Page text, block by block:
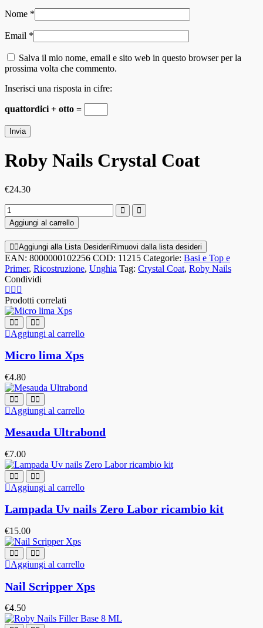
Nome *
Email *
Salva il mio nome, email e sito web in questo browser per la
prossima volta che commento.
Inserisci una risposta in cifre:
quattordici + otto =
Roby Nails Crystal Coat
€24.30
Aggiungi al carrello
Aggiungi alla Lista DesideriRimuovi dalla lista desideri
EAN: 8000000102256 COD: 11215 Categorie: Basi e Top e
Primer, Ricostruzione, Unghia Tag: Crystal Coat, Roby Nails
Condividi
Prodotti correlati
Aggiungi al carrello
Micro lima Xps
€4.80
Aggiungi al carrello
Mesauda Ultrabond
€7.00
Aggiungi al carrello
Lampada Uv nails Zero Labor ricambio kit
€15.00
Aggiungi al carrello
Nail Scripper Xps
€4.50